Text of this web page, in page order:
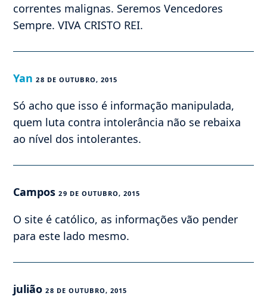
correntes malignas. Seremos Vencedores
Sempre. VIVA CRISTO REI.
Yan 28 DE OUTUBRO, 2015
Só acho que isso é informação manipulada,
quem luta contra intolerância não se rebaixa
ao nível dos intolerantes.
Campos29 DE OUTUBRO, 2015
O site é católico, as informações vão pender
para este lado mesmo.
julião28 DE OUTUBRO, 2015